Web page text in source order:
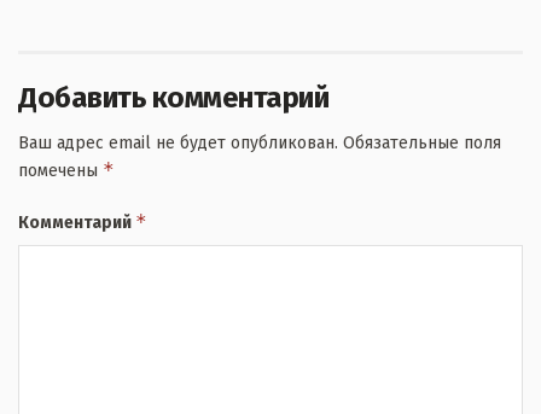
Добавить комментарий
Ваш адрес email не будет опубликован. Обязательные поля
помечены *
Комментарий *